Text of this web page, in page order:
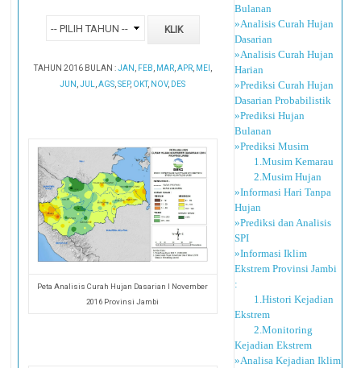
TAHUN 2016 BULAN :JAN FEB MAR, APR, MEI
JUN ,JUL ,AGS ,SEP, OKT, NOV, DES
Peta Analisis Curah Hujan Dasarian I November
2016 Provinsi Jambi
Bulanan
»Analisis Curah Hujan
Dasarian
»Analisis Curah Hujan
Harian
»Prediksi Curah Hujan
Dasarian Probabilistik
»Prediksi Hujan
Bulanan
»Prediksi Musim
1.Musim Kemarau
2.Musim Hujan
»Informasi Hari Tanpa
Hujan
»Prediksi dan Analisis
SPI
»Informasi Iklim
Ekstrem Provinsi Jambi
:
1.Histori Kejadian
Ekstrem
2.Monitoring
Kejadian Ekstrem
»Analisa Kejadian Iklim